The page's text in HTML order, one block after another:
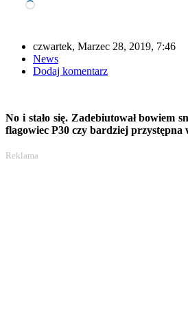
czwartek, Marzec 28, 2019, 7:46
News
Dodaj komentarz
No i stało się. Zadebiutował bowiem
flagowiec P30 czy bardziej przystępna
Reklama